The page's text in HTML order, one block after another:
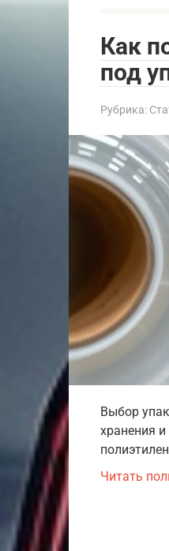
Как
под
Рубрика:
Выбор
хранения
Читать